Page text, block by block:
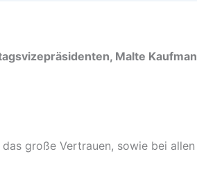
Malte
große Vertrauen, sowie bei